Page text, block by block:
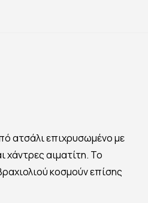
ατσάλι επιχρυσωμένο με
χάντρες αιματίτη. Το
κοσμούν επίσης